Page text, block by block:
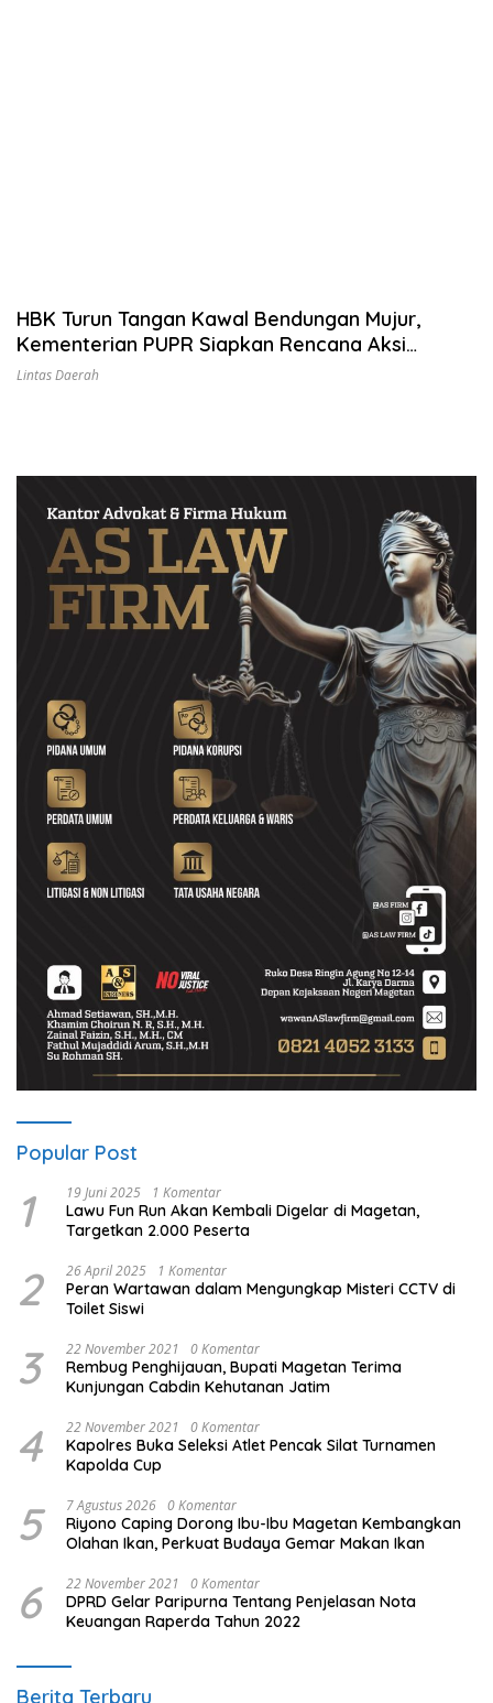
HBK Turun Tangan Kawal Bendungan Mujur,
Kementerian PUPR Siapkan Rencana Aksi
Pembebasan Lahan
Lintas Daerah
Popular Post
1 19 Juni 2025 1 Komentar
Lawu Fun Run Akan Kembali Digelar di Magetan,
Targetkan 2.000 Peserta
2 26 April 2025 1 Komentar
Peran Wartawan dalam Mengungkap Misteri CCTV di
Toilet Siswi
3 22 November 2021 0 Komentar
Rembug Penghijauan, Bupati Magetan Terima
Kunjungan Cabdin Kehutanan Jatim
4 22 November 2021 0 Komentar
Kapolres Buka Seleksi Atlet Pencak Silat Turnamen
Kapolda Cup
5 7 Agustus 2026 0 Komentar
Riyono Caping Dorong Ibu-Ibu Magetan Kembangkan
Olahan Ikan, Perkuat Budaya Gemar Makan Ikan
6 22 November 2021 0 Komentar
DPRD Gelar Paripurna Tentang Penjelasan Nota
Keuangan Raperda Tahun 2022
Berita Terbaru